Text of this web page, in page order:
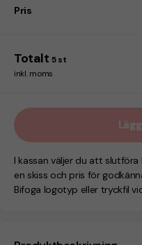
Pris
Totalt 5 st
inkl. moms
I kassan väljer du att
en skiss och pris för
Bifoga logotyp eller tryckfil